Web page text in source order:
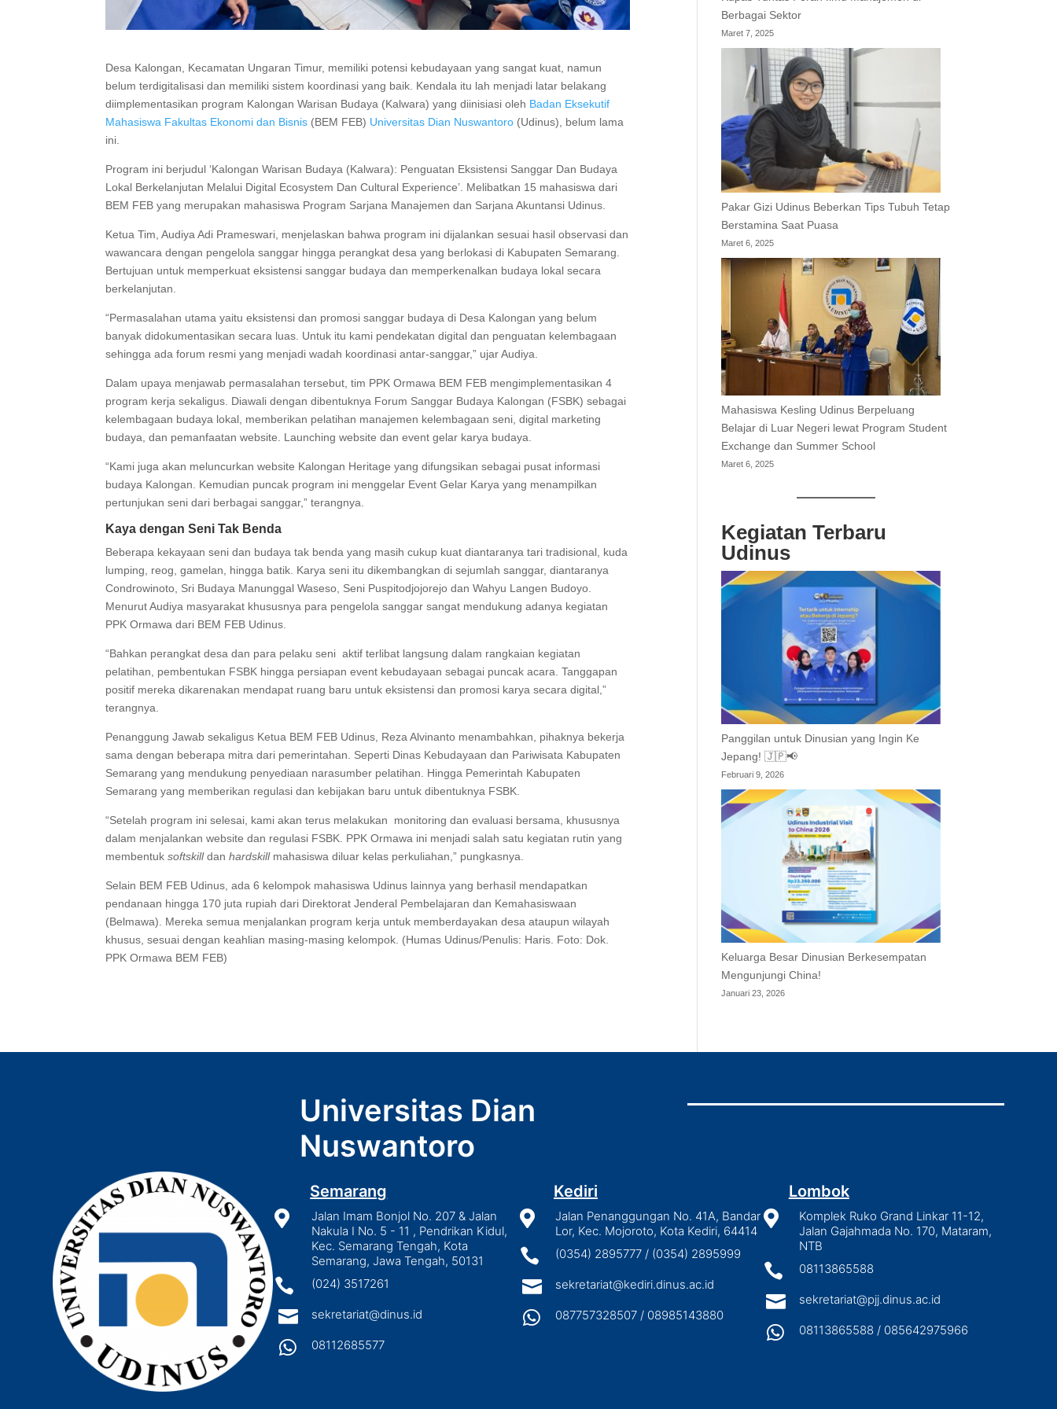
Desa Kalongan, Kecamatan Ungaran Timur, memiliki potensi kebudayaan yang sangat kuat, namun
belum terdigitalisasi dan memiliki sistem koordinasi yang baik. Kendala itu lah menjadi latar belakang
diimplementasikan program Kalongan Warisan Budaya (Kalwara) yang diinisiasi oleh Badan Eksekutif
Mahasiswa Fakultas Ekonomi dan Bisnis (BEM FEB) Universitas Dian Nuswantoro (Udinus), belum lama
ini.
Program ini berjudul ‘Kalongan Warisan Budaya (Kalwara): Penguatan Eksistensi Sanggar Dan Budaya
Lokal Berkelanjutan Melalui Digital Ecosystem Dan Cultural Experience’. Melibatkan 15 mahasiswa dari
BEM FEB yang merupakan mahasiswa Program Sarjana Manajemen dan Sarjana Akuntansi Udinus.
Ketua Tim, Audiya Adi Prameswari, menjelaskan bahwa program ini dijalankan sesuai hasil observasi dan
wawancara dengan pengelola sanggar hingga perangkat desa yang berlokasi di Kabupaten Semarang.
Bertujuan untuk memperkuat eksistensi sanggar budaya dan memperkenalkan budaya lokal secara
berkelanjutan.
“Permasalahan utama yaitu eksistensi dan promosi sanggar budaya di Desa Kalongan yang belum
banyak didokumentasikan secara luas. Untuk itu kami pendekatan digital dan penguatan kelembagaan
sehingga ada forum resmi yang menjadi wadah koordinasi antar-sanggar,” ujar Audiya.
Dalam upaya menjawab permasalahan tersebut, tim PPK Ormawa BEM FEB mengimplementasikan 4
program kerja sekaligus. Diawali dengan dibentuknya Forum Sanggar Budaya Kalongan (FSBK) sebagai
kelembagaan budaya lokal, memberikan pelatihan manajemen kelembagaan seni, digital marketing
budaya, dan pemanfaatan website. Launching website dan event gelar karya budaya.
“Kami juga akan meluncurkan website Kalongan Heritage yang difungsikan sebagai pusat informasi
budaya Kalongan. Kemudian puncak program ini menggelar Event Gelar Karya yang menampilkan
pertunjukan seni dari berbagai sanggar,” terangnya.
Kaya dengan Seni Tak Benda
Beberapa kekayaan seni dan budaya tak benda yang masih cukup kuat diantaranya tari tradisional, kuda
lumping, reog, gamelan, hingga batik. Karya seni itu dikembangkan di sejumlah sanggar, diantaranya
Condrowinoto, Sri Budaya Manunggal Waseso, Seni Puspitodjojorejo dan Wahyu Langen Budoyo.
Menurut Audiya masyarakat khususnya para pengelola sanggar sangat mendukung adanya kegiatan
PPK Ormawa dari BEM FEB Udinus.
“Bahkan perangkat desa dan para pelaku seni aktif terlibat langsung dalam rangkaian kegiatan
pelatihan, pembentukan FSBK hingga persiapan event kebudayaan sebagai puncak acara. Tanggapan
positif mereka dikarenakan mendapat ruang baru untuk eksistensi dan promosi karya secara digital,”
terangnya.
Penanggung Jawab sekaligus Ketua BEM FEB Udinus, Reza Alvinanto menambahkan, pihaknya bekerja
sama dengan beberapa mitra dari pemerintahan. Seperti Dinas Kebudayaan dan Pariwisata Kabupaten
Semarang yang mendukung penyediaan narasumber pelatihan. Hingga Pemerintah Kabupaten
Semarang yang memberikan regulasi dan kebijakan baru untuk dibentuknya FSBK.
“Setelah program ini selesai, kami akan terus melakukan monitoring dan evaluasi bersama, khususnya
dalam menjalankan website dan regulasi FSBK. PPK Ormawa ini menjadi salah satu kegiatan rutin yang
membentuksoftskilldan hardskill mahasiswa diluar kelas perkuliahan,” pungkasnya.
Selain BEM FEB Udinus, ada 6 kelompok mahasiswa Udinus lainnya yang berhasil mendapatkan
pendanaan hingga 170 juta rupiah dari Direktorat Jenderal Pembelajaran dan Kemahasiswaan
(Belmawa). Mereka semua menjalankan program kerja untuk memberdayakan desa ataupun wilayah
khusus, sesuai dengan keahlian masing-masing kelompok. (Humas Udinus/Penulis: Haris. Foto: Dok.
PPK Ormawa BEM FEB)
Berbagai Sektor
Maret 7, 2025
Pakar Gizi Udinus Beberkan Tips Tubuh Tetap
Berstamina Saat Puasa
Maret 6, 2025
Mahasiswa Kesling Udinus Berpeluang
Belajar di Luar Negeri lewat Program Student
Exchange dan Summer School
Maret 6, 2025
Kegiatan Terbaru
Udinus
Panggilan untuk Dinusian yang Ingin Ke
Jepang! 🇯🇵📢
Februari 9, 2026
Keluarga Besar Dinusian Berkesempatan
Mengunjungi China!
Januari 23, 2026
Universitas Dian
Nuswantoro
Semarang

Jalan Imam Bonjol No. 207 & Jalan
Nakula I No. 5 - 11 , Pendrikan Kidul,
Kec. Semarang Tengah, Kota
Semarang, Jawa Tengah, 50131
 (024) 3517261
 sekretariat@dinus.id
 08112685577
Kediri

Jalan Penanggungan No. 41A, Bandar
Lor, Kec. Mojoroto, Kota Kediri, 64414
 (0354) 2895777 / (0354) 2895999
 sekretariat@kediri.dinus.ac.id
 087757328507 / 08985143880
Lombok

Komplek Ruko Grand Linkar 11-12,
Jalan Gajahmada No. 170, Mataram,
NTB
 08113865588
 sekretariat@pjj.dinus.ac.id
 08113865588 / 085642975966